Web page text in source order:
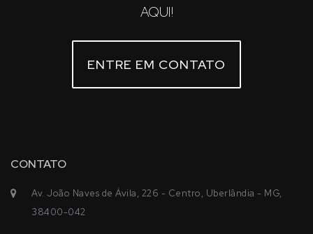
AQUI!
ENTRE EM CONTATO
CONTATO
Av. João Naves de Ávila, 226 - Centro, Uberlândia - MG,
38400-042